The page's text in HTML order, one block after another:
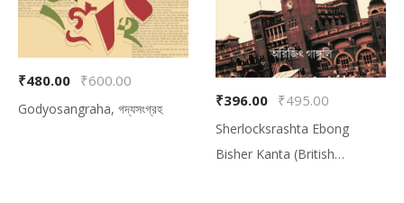
₹480.00 ₹600.00
Godyosangraha, গদ্যসংগ্রহ ₹396.00 ₹495.00
Sherlocksrashta Ebong
Bisher Kanta (British